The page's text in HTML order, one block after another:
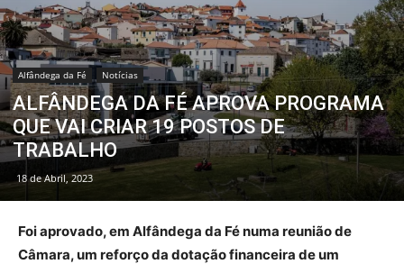
Alfândega da Fé Notícias
ALFÂNDEGA DA FÉ APROVA PROGRAMA
QUE VAI CRIAR 19 POSTOS DE
TRABALHO
18 de Abril, 2023
Foi aprovado, em Alfândega da Fé numa reunião de
Câmara, um reforço da dotação financeira de um